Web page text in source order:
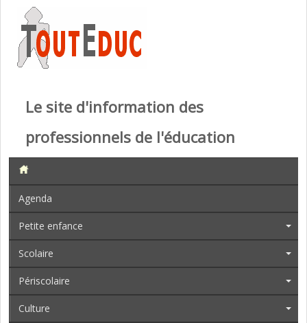
Le site d'information des
professionnels de l'éducation
Agenda
Petite enfance
Scolaire
Périscolaire
Culture